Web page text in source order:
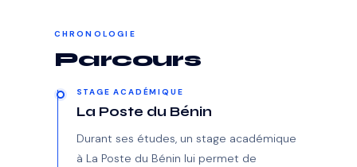
CHRONOLOGIE
Parcours
STAGE ACADÉMIQUE
La Poste du Bénin
Durant ses études, un stage académique
à La Poste du Bénin lui permet de